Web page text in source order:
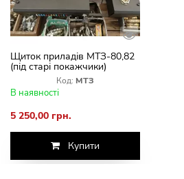
Щиток приладів МТЗ-80,82
(під старі покажчики)
Код: МТЗ
В наявності
5 250,00 грн.
Купити